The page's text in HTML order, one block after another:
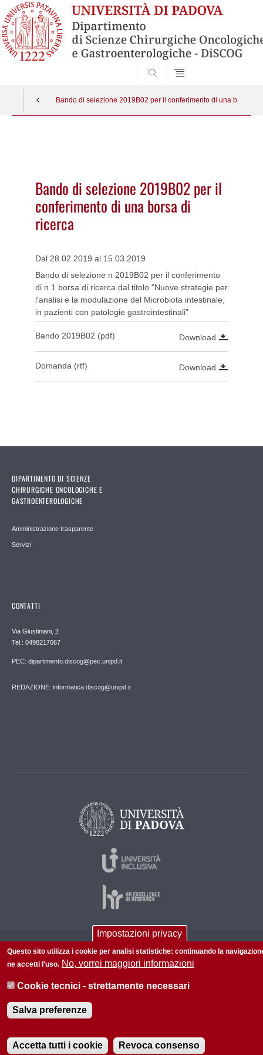
Bando di selezione 2019B02 per il conferimento di una borsa di
Bando di selezione 2019B02 per il
conferimento di una borsa di
ricerca
Dal 28.02.2019 al 15.03.2019
Bando di selezione n 2019B02 per il conferimento
di n 1 borsa di ricerca dal titolo "Nuove strategie per
l'analisi e la modulazione del Microbiota intestinale,
in pazienti con patologie gastrointestinali"
Bando 2019B02 (pdf) Download
Domanda (rtf) Download
DIPARTIMENTO DI SCIENZE
CHIRURGICHE ONCOLOGICHE E
GASTROENTEROLOGICHE
Amministrazione trasparente
Servizi
CONTATTI
Via Giustiniani, 2
Tel.: 0498217067
PEC: dipartimento.discog@pec.unipd.it
REDAZIONE: informatica.discog@unipd.it
© 2026 Università di Padova - Tutti i diritti riservati
P.I. 00742430283 C.F. 80006480281
Informazioni su questo sito Privacy policy
Impostazioni privacy
Questo sito utilizza i cookie per analisi statistiche: continuando la
ne accetti l'uso. No, vorrei maggiori informazioni
Cookie tecnici - strettamente necessari
Salva preferenze
Accetta tutti i cookie Revoca consenso